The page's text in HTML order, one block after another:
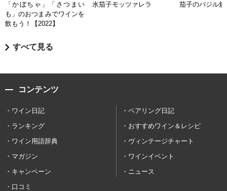
「かぼちゃ」「さつまい
も」のおつまみでワインを
飲もう！【2022】
水茄子モッツァレラ 茄子のバジル炒
すべて見る
コンテンツ
ワイン日記
ペアリング日記
ランキング
おすすめワイン＆レシピ
ワイン用語辞典
ヴィンテージチャート
マガジン
ワインイベント
キャンペーン
ニュース
口コミ